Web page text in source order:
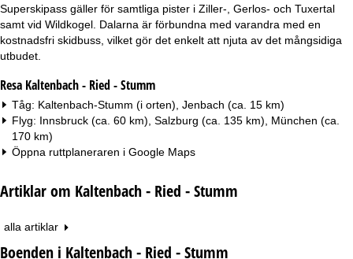
Superskipass gäller för samtliga pister i Ziller-, Gerlos- och Tuxertal
samt vid Wildkogel. Dalarna är förbundna med varandra med en
kostnadsfri skidbuss, vilket gör det enkelt att njuta av det mångsidiga
utbudet.
Resa Kaltenbach - Ried - Stumm
Tåg: Kaltenbach-Stumm (i orten), Jenbach (ca. 15 km)
Flyg: Innsbruck (ca. 60 km), Salzburg (ca. 135 km), München (ca.
170 km)
Öppna ruttplaneraren i Google Maps
Artiklar om Kaltenbach - Ried - Stumm
alla artiklar
Boenden i Kaltenbach - Ried - Stumm